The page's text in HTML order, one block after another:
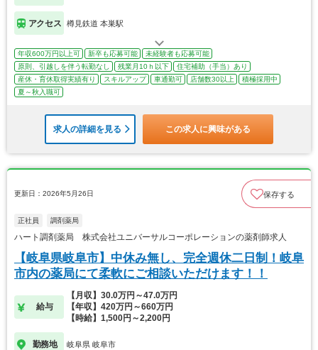
アクセス 樽見鉄道 本巣駅
年収600万円以上可 新卒も応募可能
未経験者も応募可能
原則、引越しを伴う転勤なし
残業月10ｈ以下
住宅補助（手当）あり
産休・育休取得実績有り
スキルアップ 車通勤可 店舗数30以上
積極採用中
夏～秋入職可
求人の詳細を見る この求人に興味がある
更新日：2026年5月26日 保存する
正社員 調剤薬局
ハート調剤薬局 株式会社ユニバーサルコーポレーションの薬剤師求人
【岐阜県岐阜市】中休み無し、完全週休二日制！岐阜
市内の薬局にて柔軟にご相談いただけます！！
給与
【月収】30.0万円～47.0万円
【年収】420万円～660万円
【時給】1,500円～2,200円
勤務地 岐阜県 岐阜市